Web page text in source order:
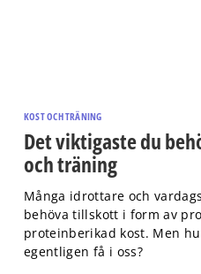
KOST OCH TRÄNING
Det viktigaste du
och träning
Många idrottare och
behöva tillskott i form av
proteinberikad kost. Men
egentligen få i oss?